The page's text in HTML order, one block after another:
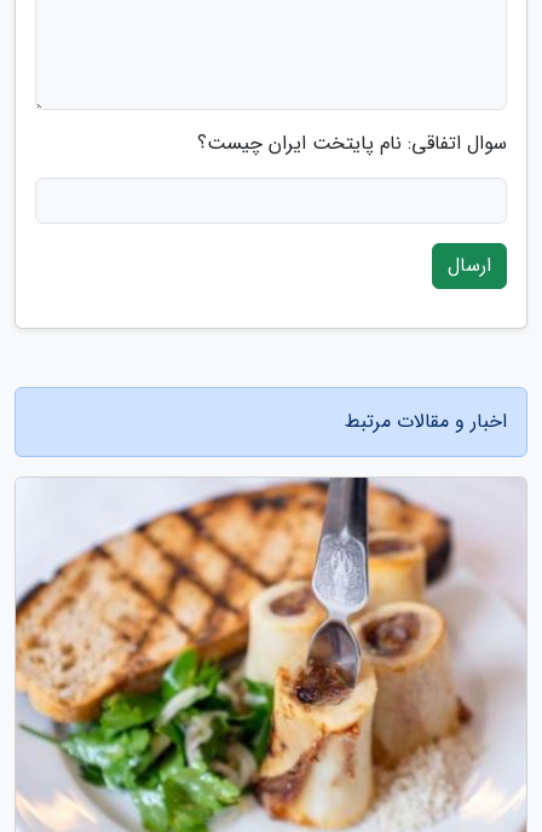
سوال اتفاقی: نام پایتخت ایران چیست؟
ارسال
اخبار و مقالات مرتبط